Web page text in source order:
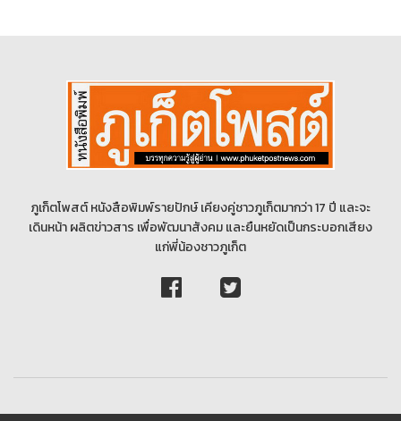
ภูเก็ตโพสต์ หนังสือพิมพ์รายปักษ์ เคียงคู่ชาวภูเก็ตมากว่า 17 ปี และจะ
เดินหน้า ผลิตข่าวสาร เพื่อพัฒนาสังคม และยืนหยัดเป็นกระบอกเสียง
แก่พี่น้องชาวภูเก็ต